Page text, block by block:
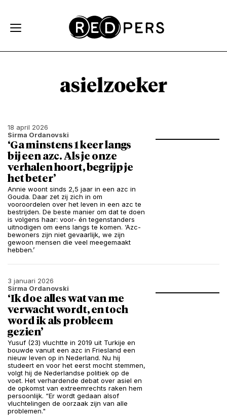
asielzoeker
18 april 2026
Sirma Ordanovski
‘Ga minstens 1 keer langs
bij een azc. Als je onze
verhalen hoort, begrijp je
het beter’
Annie woont sinds 2,5 jaar in een azc in
Gouda. Daar zet zij zich in om
vooroordelen over het leven in een azc te
bestrijden. De beste manier om dat te doen
is volgens haar: voor- én tegenstanders
uitnodigen om eens langs te komen. ‘Azc-
bewoners zijn niet gevaarlijk, we zijn
gewoon mensen die veel meegemaakt
hebben.’
3 januari 2026
Sirma Ordanovski
‘Ik doe alles wat van me
verwacht wordt, en toch
word ik als probleem
gezien’
Yusuf (23) vluchtte in 2019 uit Turkije en
bouwde vanuit een azc in Friesland een
nieuw leven op in Nederland. Nu hij
studeert en voor het eerst mocht stemmen,
volgt hij de Nederlandse politiek op de
voet. Het verhardende debat over asiel en
de opkomst van extreemrechts raken hem
persoonlijk. “Er wordt gedaan alsof
vluchtelingen de oorzaak zijn van alle
problemen."